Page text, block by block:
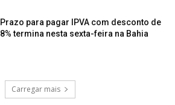
Prazo para pagar IPVA com desconto de
8% termina nesta sexta-feira na Bahia
Carregar mais